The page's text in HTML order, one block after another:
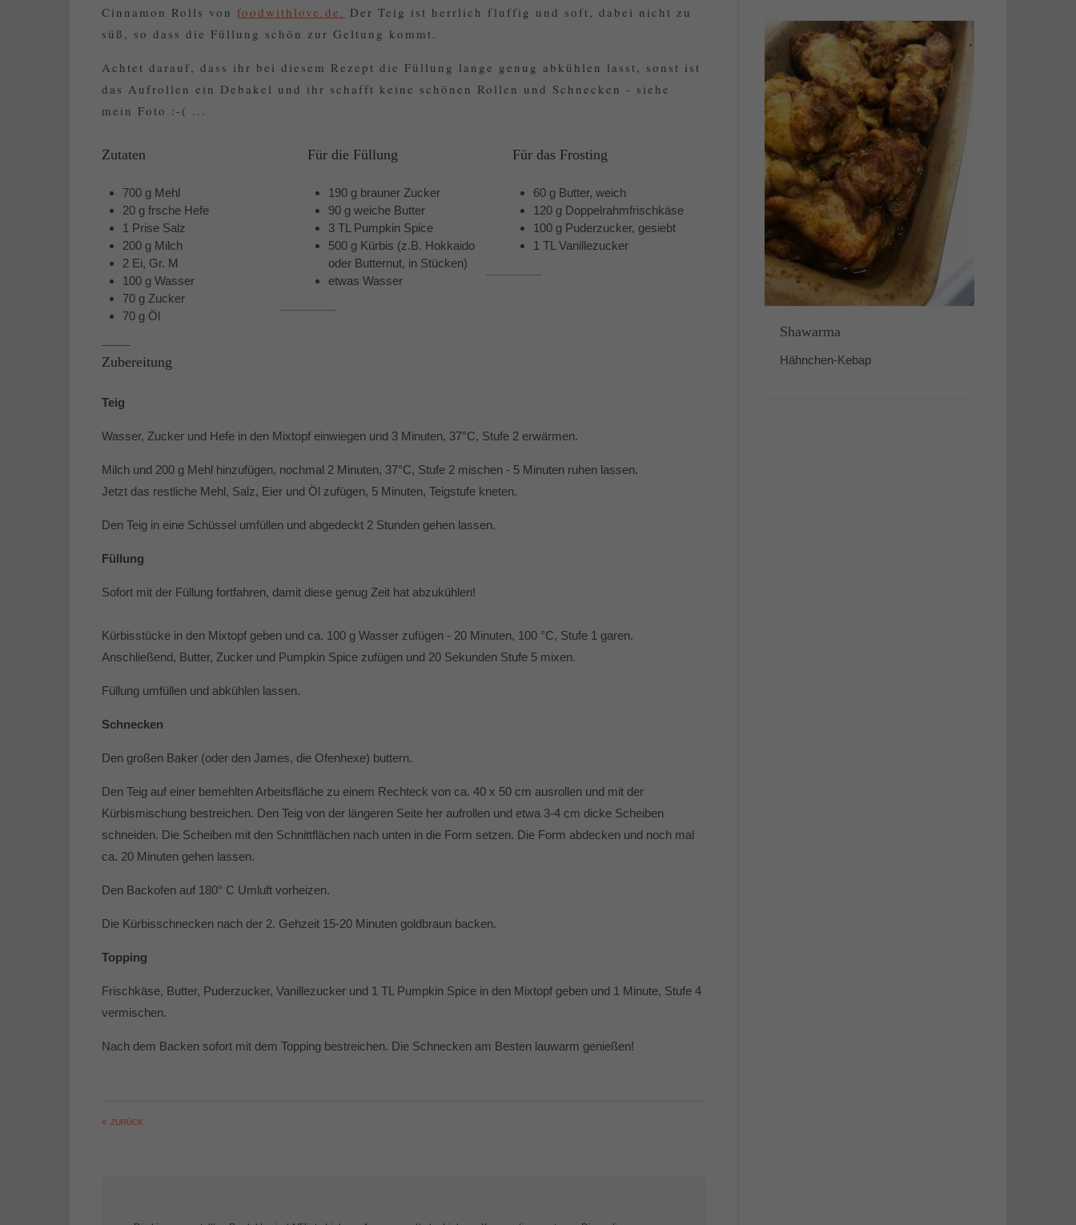
Cinnamon Rolls von foodwithlove.de. Der Teig ist herrlich fluffig und soft, dabei nicht zu
süß, so dass die Füllung schön zur Geltung kommt.
Achtet darauf, dass ihr bei diesem Rezept die Füllung lange genug abkühlen lasst, sonst ist
das Aufrollen ein Debakel und ihr schafft keine schönen Rollen und Schnecken - siehe
mein Foto :-( ...
Zutaten
700 g Mehl
20 g frsche Hefe
1 Prise Salz
200 g Milch
2 Ei, Gr. M
100 g Wasser
70 g Zucker
70 g Öl
Für die Füllung
190 g brauner Zucker
90 g weiche Butter
3 TL Pumpkin Spice
500 g Kürbis (z.B. Hokkaido
oder Butternut, in Stücken)
etwas Wasser
Für das Frosting
60 g Butter, weich
120 g Doppelrahmfrischkäse
100 g Puderzucker, gesiebt
1 TL Vanillezucker
Zubereitung
Teig
Wasser, Zucker und Hefe in den Mixtopf einwiegen und 3 Minuten, 37°C, Stufe 2 erwärmen.
Milch und 200 g Mehl hinzufügen, nochmal 2 Minuten, 37°C, Stufe 2 mischen - 5 Minuten ruhen lassen.
Jetzt das restliche Mehl, Salz, Eier und Öl zufügen, 5 Minuten, Teigstufe kneten.
Den Teig in eine Schüssel umfüllen und abgedeckt 2 Stunden gehen lassen.
Füllung
Sofort mit der Füllung fortfahren, damit diese genug Zeit hat abzukühlen!
Kürbisstücke in den Mixtopf geben und ca. 100 g Wasser zufügen - 20 Minuten, 100 °C, Stufe 1 garen.
Anschließend, Butter, Zucker und Pumpkin Spice zufügen und 20 Sekunden Stufe 5 mixen.
Füllung umfüllen und abkühlen lassen.
Schnecken
Den großen Baker (oder den James, die Ofenhexe) buttern.
Den Teig auf einer bemehlten Arbeitsfläche zu einem Rechteck von ca. 40 x 50 cm ausrollen und mit der
Kürbismischung bestreichen. Den Teig von der längeren Seite her aufrollen und etwa 3-4 cm dicke Scheiben
schneiden. Die Scheiben mit den Schnittflächen nach unten in die Form setzen. Die Form abdecken und noch mal
ca. 20 Minuten gehen lassen.
Den Backofen auf 180° C Umluft vorheizen.
Die Kürbisschnecken nach der 2. Gehzeit 15-20 Minuten goldbraun backen.
Topping
Frischkäse, Butter, Puderzucker, Vanillezucker und 1 TL Pumpkin Spice in den Mixtopf geben und 1 Minute, Stufe 4
vermischen.
Nach dem Backen sofort mit dem Topping bestreichen. Die Schnecken am Besten lauwarm genießen!
ZURÜCK
Shawarma
Hähnchen-Kebap